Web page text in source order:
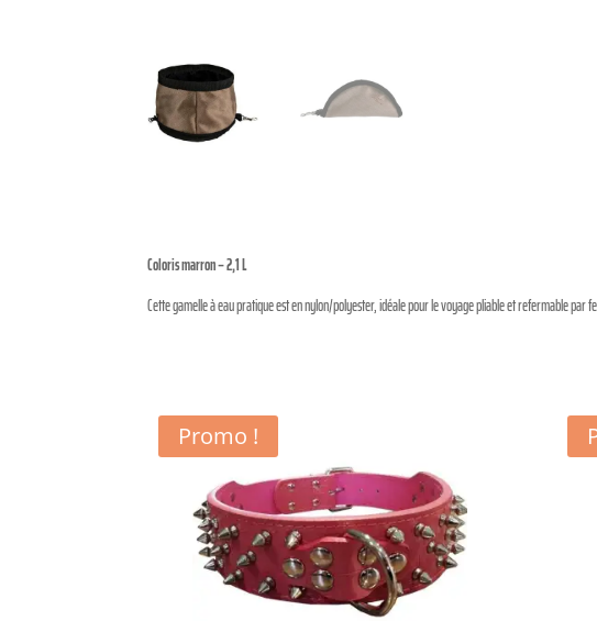
Coloris marron – 2,1 L
Cette gamelle à eau pratique est en nylon/polyester, idéale pour le voyage pliable et refermable par
Promo !